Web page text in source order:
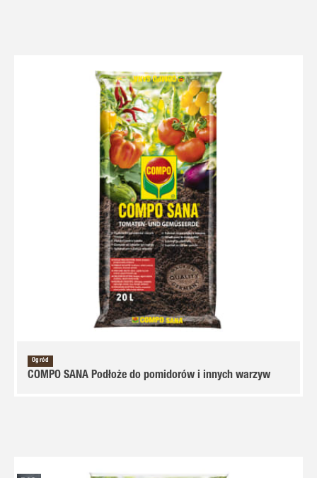
Ogród
COMPO SANA Podłoże do pomidorów i innych warzyw